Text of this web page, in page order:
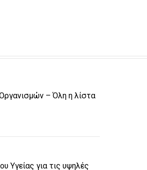
– Όλη η λίστα
Υγείας για τις υψηλές